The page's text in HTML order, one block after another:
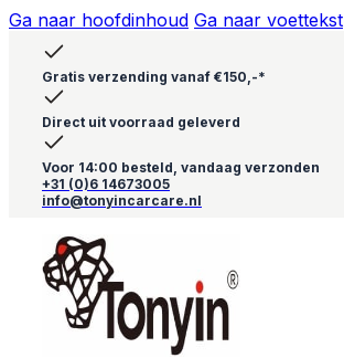
Ga naar hoofdinhoud Ga naar voettekst
Gratis verzending vanaf €150,-*
Direct uit voorraad geleverd
Voor 14:00 besteld, vandaag verzonden
+31 (0)6 14673005
info@tonyincarcare.nl